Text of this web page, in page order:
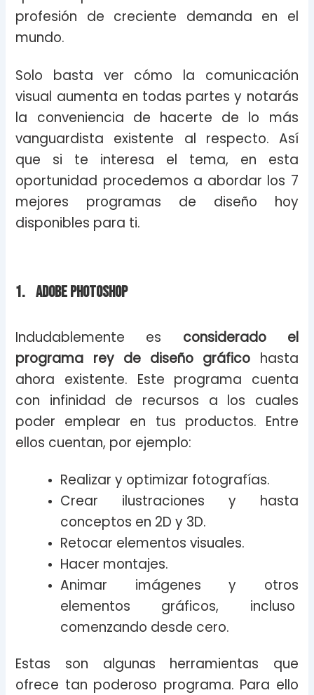
profesión de creciente demanda en el
mundo.
Solo basta ver cómo la comunicación
visual aumenta en todas partes y notarás
la conveniencia de hacerte de lo más
vanguardista existente al respecto. Así
que si te interesa el tema, en esta
oportunidad procedemos a abordar los 7
mejores programas de diseño hoy
disponibles para ti.
1. Adobe Photoshop
Indudablemente es considerado el
programa rey de diseño gráfico hasta
ahora existente. Este programa cuenta
con infinidad de recursos a los cuales
poder emplear en tus productos. Entre
ellos cuentan, por ejemplo:
Realizar y optimizar fotografías.
Crear ilustraciones y hasta
conceptos en 2D y 3D.
Retocar elementos visuales.
Hacer montajes.
Animar imágenes y otros
elementos gráficos, incluso
comenzando desde cero.
Estas son algunas herramientas que
ofrece tan poderoso programa. Para ello